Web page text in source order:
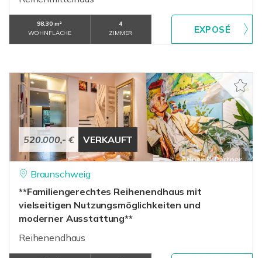
98,30 m²
WOHNFLÄCHE
4
ZIMMER
520.000,- € VERKAUFT
Braunschweig
**Familiengerechtes Reihenendhaus mit
vielseitigen Nutzungsmöglichkeiten und
moderner Ausstattung**
Reihenendhaus